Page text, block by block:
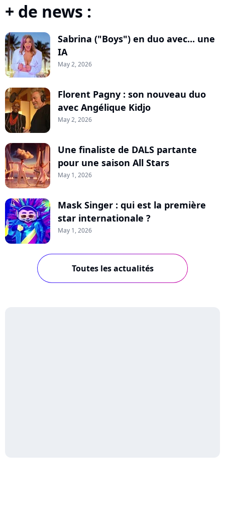
+ de news :
Sabrina ("Boys") en duo avec... une
IA
May 2, 2026
Florent Pagny : son nouveau duo
avec Angélique Kidjo
May 2, 2026
Une finaliste de DALS partante
pour une saison All Stars
May 1, 2026
Mask Singer : qui est la première
star internationale ?
May 1, 2026
Toutes les actualités